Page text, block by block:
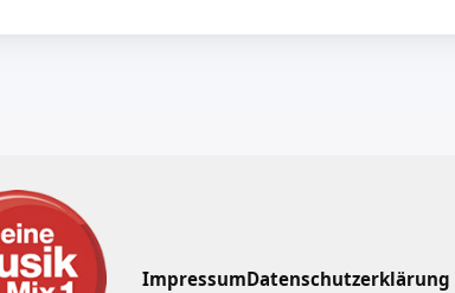
ImpressumDatenschutzerklärung